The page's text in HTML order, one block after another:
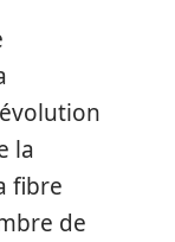
la
fibre
de